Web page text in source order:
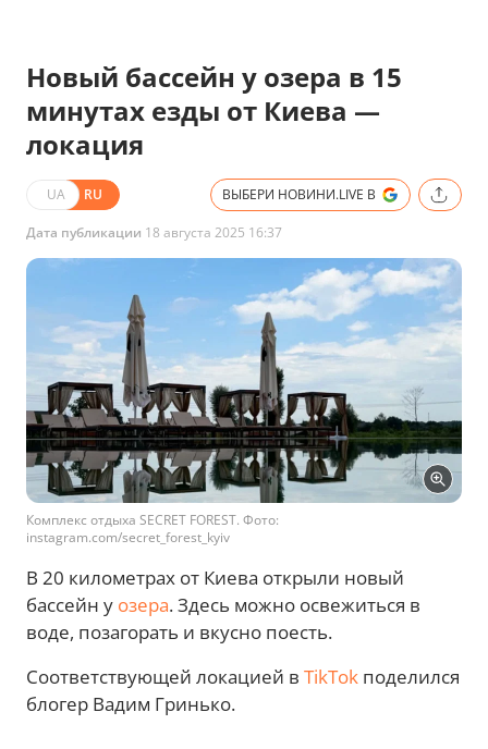
Новый бассейн у озера в 15
минутах езды от Киева —
локация
UA RU ВЫБЕРИ НОВИНИ.LIVE В
Дата публикации 18 августа 2025 16:37
Комплекс отдыха SECRET FOREST. Фото:
instagram.com/secret_forest_kyiv
В 20 километрах от Киева открыли новый
бассейн у озера. Здесь можно освежиться в
воде, позагорать и вкусно поесть.
Соответствующей локацией в TikTok поделился
блогер Вадим Гринько.